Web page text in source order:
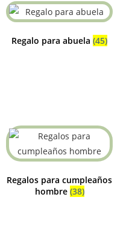
Regalo para abuela (45)
Regalos para cumpleaños
hombre (38)